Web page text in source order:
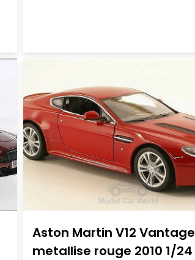
Aston Martin V12 Vantage
metallise rouge 2010 1/24